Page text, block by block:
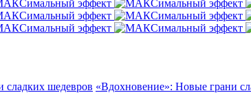
«Вдохновение»: Новые грани